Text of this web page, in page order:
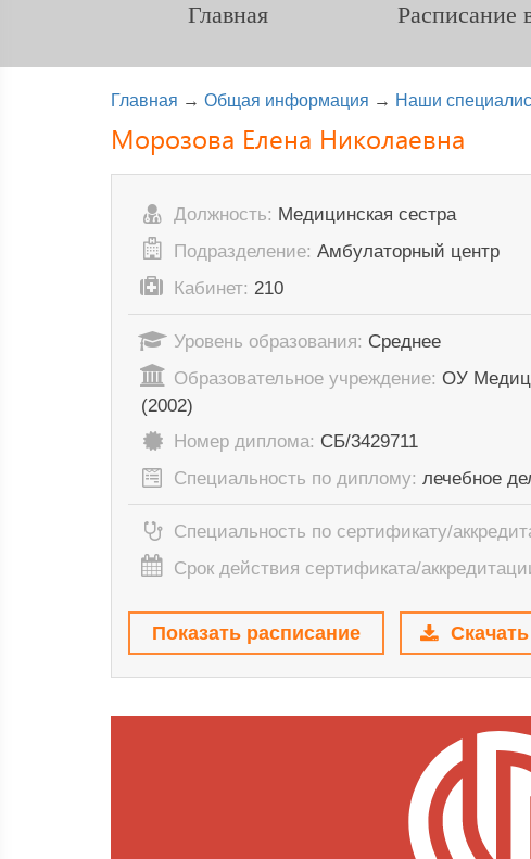
Главная Расписание
Главная → Общая информация → Наши
Морозова Елена Николаевна
Должность: Медицинская сестра
Подразделение: Амбулаторный центр
Кабинет: 210
Уровень образования: Среднее
Образовательное учреждение: ОУ
(2002)
Номер диплома: СБ/3429711
Специальность по диплому: лечебное
Специальность по сертификату/
Срок действия сертификата/
Показать расписание